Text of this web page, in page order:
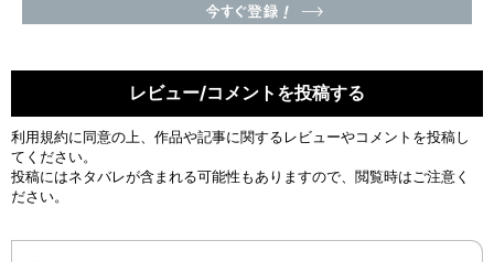
レビュー/コメントを投稿する
利用規約に同意の上、作品や記事に関するレビューやコメントを投稿し
てください。
投稿にはネタバレが含まれる可能性もありますので、閲覧時はご注意く
ださい。